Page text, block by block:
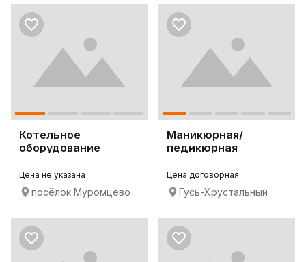
Котельное
оборудование
Цена не указана
посёлок Муромцево
Маникюрная/
педикюрная
Alize
Цена договорная
Гусь-Хрустальный